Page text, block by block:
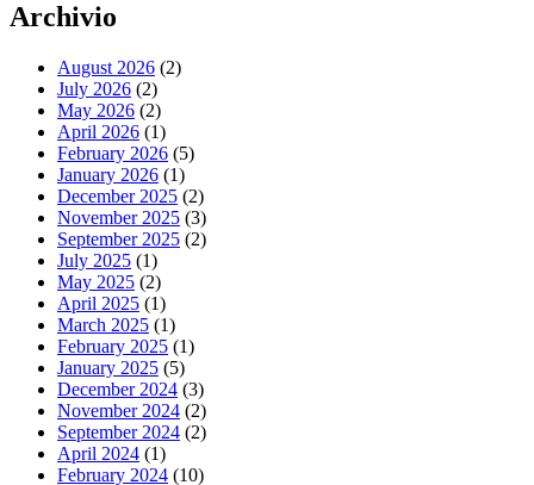
Archivio
August 2026 (2)
July 2026 (2)
May 2026 (2)
April 2026 (1)
February 2026 (5)
January 2026 (1)
December 2025 (2)
November 2025 (3)
September 2025 (2)
July 2025 (1)
May 2025 (2)
April 2025 (1)
March 2025 (1)
February 2025 (1)
January 2025 (5)
December 2024 (3)
November 2024 (2)
September 2024 (2)
April 2024 (1)
February 2024 (10)